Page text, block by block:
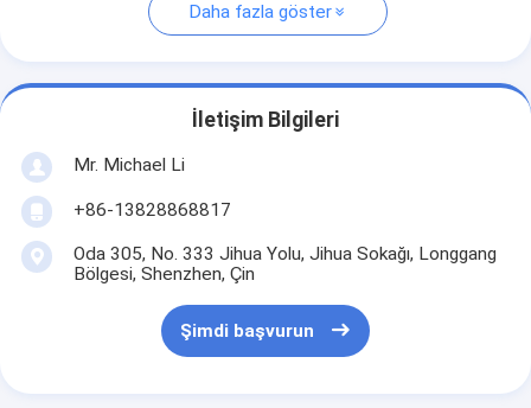
Daha fazla göster
İletişim Bilgileri
Mr. Michael Li
+86-13828868817
Oda 305, No. 333 Jihua Yolu, Jihua Sokağı, Longgang
Bölgesi, Shenzhen, Çin
Şimdi başvurun